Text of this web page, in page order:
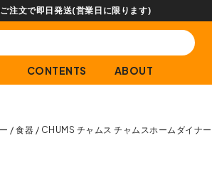
定】交換送料片道無料サービス
CONTENTS ABOUT
食器 CHUMS チャムス チャムスホームダイナ